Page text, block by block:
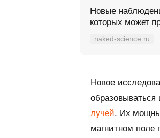
Новые
которых может
naked-science.ru
Новое
образовываться
лучей. Их
магнитном поле